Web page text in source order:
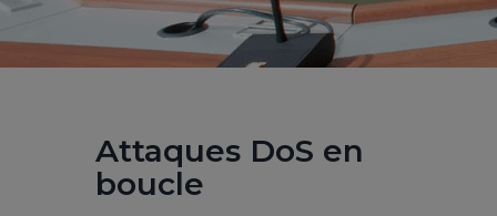
Attaques DoS en
boucle